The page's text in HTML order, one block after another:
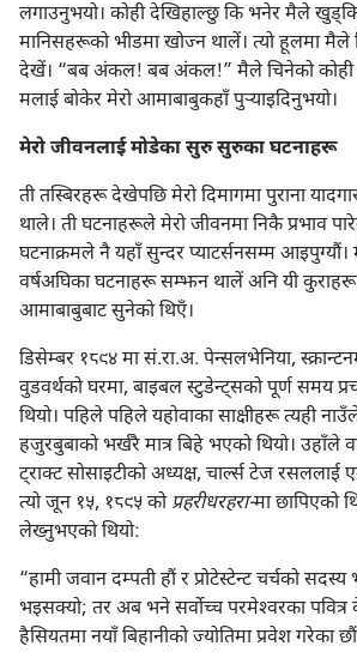
लगाउनुभयो। कोही देखिहाल्छु कि भनेर मैले
मानिसहरूको भीडमा खोज्न थालें। त्यो हूलमा
देखें। “बब अंकल! बब अंकल!” मैले चिनेको कोही
मलाई बोकेर मेरो आमाबाबुकहाँ पुऱ्‍याइदिनुभयो।
मेरो जीवनलाई मोडेका सुरु सुरुका घटनाहरू
ती तस्बिरहरू देखेपछि मेरो दिमागमा पुराना
थाले। ती घटनाहरूले मेरो जीवनमा निकै प्रभाव
घटनाक्रमले नै यहाँ सुन्दर प्याटर्सनसम्म
वर्षअघिका घटनाहरू सम्झन थालें अनि यी
आमाबाबुबाट सुनेको थिएँ।
डिसेम्बर १८९४ मा सं.रा.अ. पेन्सलभेनिया,
वुडवर्थको घरमा, बाइबल स्टुडेन्ट्‌सको पूर्ण समय
थियो। पहिले पहिले यहोवाका साक्षीहरू त्यही
हजुरबुबाको भर्खरै मात्र बिहे भएको थियो। उहाँले
ट्राक्ट सोसाइटीको अध्यक्ष, चार्ल्स टेज रसललाई
त्यो जून १५, १८९५ कोप्रहरीधरहरा-मा छापिएको
लेख्नुभएको थियो:
“हामी जवान दम्पती हौं र प्रोटेस्टेन्ट चर्चको
भइसक्यो; तर अब भने सर्वोच्च परमेश्‍वरका
हैसियतमा नयाँ बिहानीको ज्योतिमा प्रवेश गरेका